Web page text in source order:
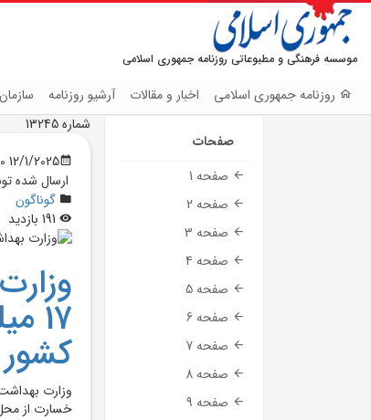
موسسه فرهنگی و مطبوعاتی روزنامه جمهوری اسلامی
روزنامه جمهوری اسلامی اخبار و مقالات آرشیو روزنامه
صفحات
صفحه 1
صفحه 2
صفحه 3
صفحه 4
صفحه 5
صفحه 6
صفحه 7
صفحه 8
صفحه 9
شماره 13245
12/1/2025 12:00:00 AM
ارسال شده
گوناگون
17